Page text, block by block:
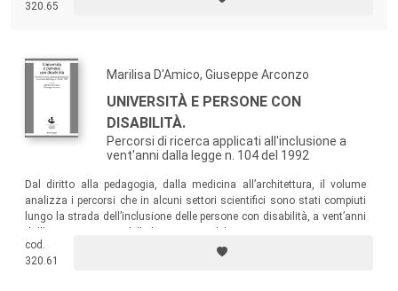
le questioni di ordine costituzionale sottese a questo tipo di misure.
320.65
Marilisa D'Amico, Giuseppe Arconzo
UNIVERSITÀ E PERSONE CON
DISABILITÀ.
Percorsi di ricerca applicati all'inclusione a
vent'anni dalla legge n. 104 del 1992
Dal diritto alla pedagogia, dalla medicina all’architettura, il volume
analizza i percorsi che in alcuni settori scientifici sono stati compiuti
lungo la strada dell’inclusione delle persone con disabilità, a vent’anni
cod.
320.61